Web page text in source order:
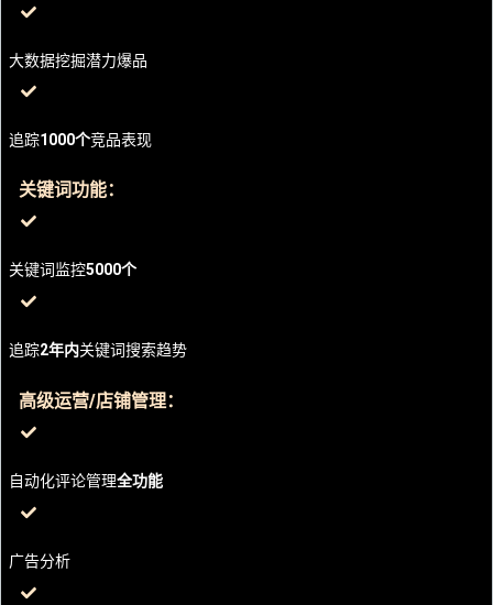
大数据挖掘潜力爆品
追踪1000个竞品表现
关键词功能：
关键词监控5000个
追踪2年内关键词搜索趋势
高级运营/店铺管理：
自动化评论管理全功能
广告分析